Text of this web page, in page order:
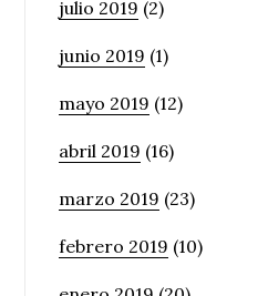
julio 2019 (2)
junio 2019 (1)
mayo 2019 (12)
abril 2019 (16)
marzo 2019 (23)
febrero 2019 (10)